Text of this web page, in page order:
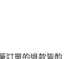
訂單的退款皆酌